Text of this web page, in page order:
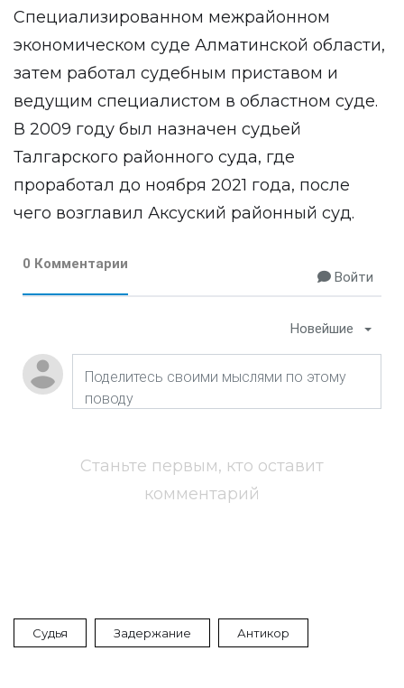
Специализированном межрайонном
экономическом суде Алматинской области,
затем работал судебным приставом и
ведущим специалистом в областном суде.
В 2009 году был назначен судьей
Талгарского районного суда, где
проработал до ноября 2021 года, после
чего возглавил Аксуский районный суд.
0 Комментарии
Войти
Новейшие
Станьте первым, кто оставит
комментарий
Судья Задержание Антикор